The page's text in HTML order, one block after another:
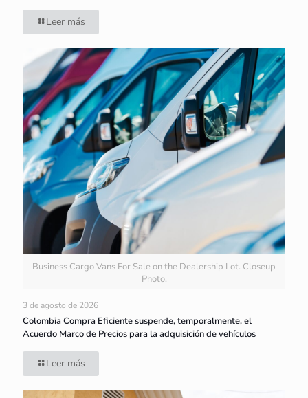
Leer más
Business Cargo Vans For Sale on the Dealership Lot. Closeup
Photo.
3 de agosto de 2026
Colombia Compra Eficiente suspende, temporalmente, el
Acuerdo Marco de Precios para la adquisición de vehículos
Leer más